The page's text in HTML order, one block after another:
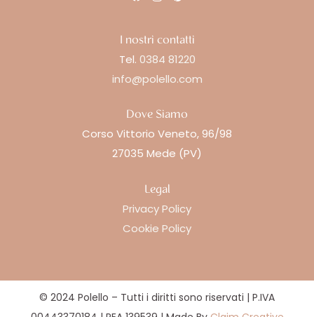
I nostri contatti
Tel. 0384 81220
info@polello.com
Dove Siamo
Corso Vittorio Veneto, 96/98
27035 Mede (PV)
Legal
Privacy Policy
Cookie Policy
© 2024 Polello – Tutti i diritti sono riservati | P.IVA